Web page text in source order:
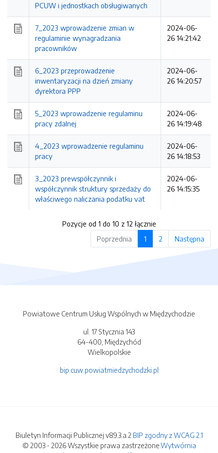
PCUW i jednostkach obsługiwanych
7_2023 wprowadzenie zmian w
regulaminie wynagradzania
pracowników
2024-06-
26 14:21:42
6_2023 przeprowadzenie
inwentaryzacji na dzień zmiany
dyrektora PPP
2024-06-
26 14:20:57
5_2023 wprowadzenie regulaminu
pracy zdalnej
2024-06-
26 14:19:48
4_2023 wprowadzenie regulaminu
pracy
2024-06-
26 14:18:53
3_2023 prewspółczynnik i
współczynnik struktury sprzedaży do
właściwego naliczania podatku vat
2024-06-
26 14:15:35
Pozycje od 1 do 10 z 12 łącznie
Poprzednia
1 2 Następna
Powiatowe Centrum Usług Wspólnych w Międzychodzie
ul. 17 Stycznia 143
64-400, Międzychód
Wielkopolskie
bip.cuw.powiatmiedzychodzki.pl
Biuletyn Informacji Publicznej v89.3.a.2 BIP zgodny z WCAG 2.1
© 2003 - 2026 Wszystkie prawa zastrzeżone.Wytwórnia